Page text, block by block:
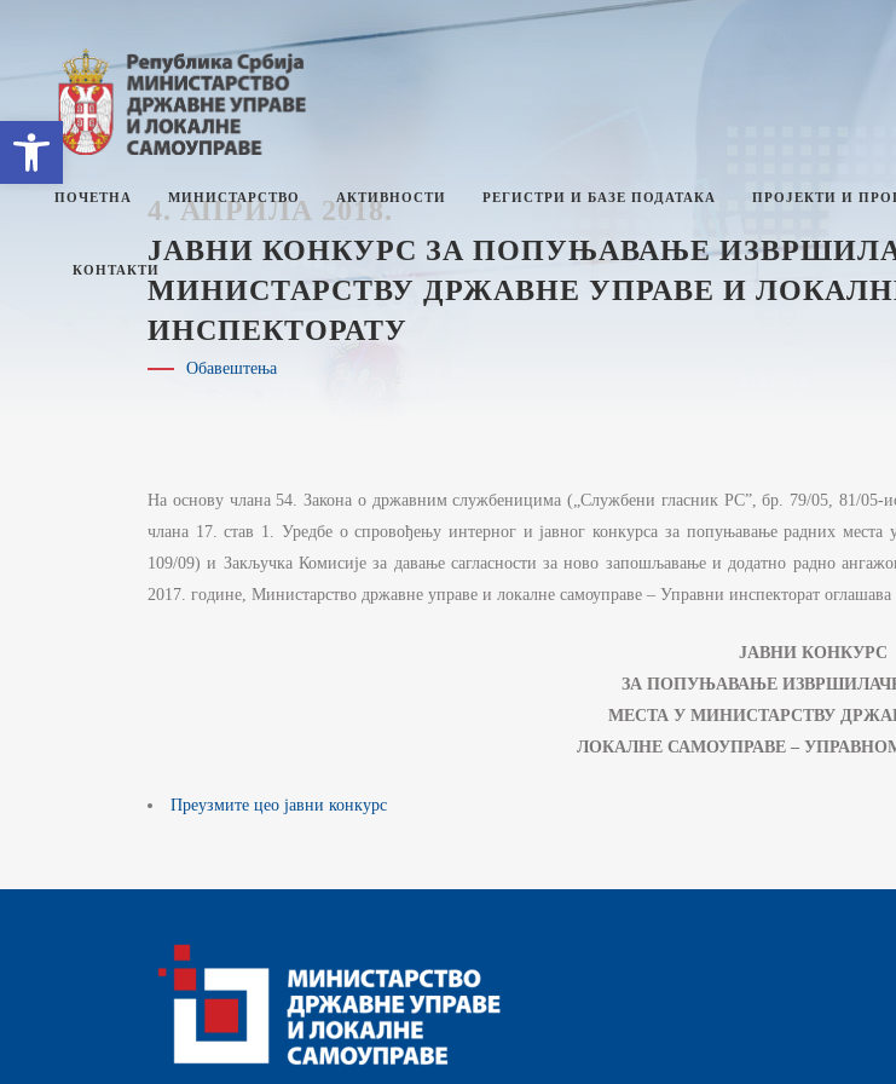
Open toolbar
ПОЧЕТНА МИНИСТАРСТВО
О МИНИСТАРСТВУ
СЕКТОРИ
УПРАВНИ ИНСПЕКТОРАТ
ЗНАЧАЈА И ИНФОРМАЦИЈЕ У ВЕЗИ
ЈАВНОСТИ РАДА МИНИСТАРСТВА
ДРЖАВНЕ УПРАВЕ И ЛОКАЛНЕ
САМОУПРАВЕ
КОНТРОЛА
АКТИВНОСТИ РЕГИСТРИ И БАЗЕ ПОДАТАКА ПРОЈЕКТИ И
КОНТАКТИ
4. АПРИЛА 2018.
ЈАВНИ КОНКУРС ЗА ПОПУЊАВАЊЕ
МИНИСТАРСТВУ ДРЖАВНЕ УПРАВЕ И
ИНСПЕКТОРАТУ
Обавештења
На основу члана 54. Закона о државним службеницима („Службени гласник РС”, бр. 79/05, 81/05-
члана 17. став 1. Уредбе о спровођењу интерног и јавног конкурса за попуњавање радних
109/09) и Закључка Комисије за давање сагласности за ново запошљавање и додатно радно
2017. године, Министарство државне управе и локалне самоуправе – Управни инспекторат оглашава
ЈАВНИ КОНКУРС
ЗА ПОПУЊАВАЊЕ
МЕСТА У МИНИСТАРСТВУ
ЛОКАЛНЕ САМОУПРАВЕ –
Преузмите цео јавни конкурс